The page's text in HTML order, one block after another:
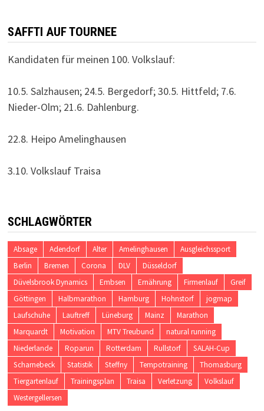
SAFFTI AUF TOURNEE
Kandidaten für meinen 100. Volkslauf:
10.5. Salzhausen; 24.5. Bergedorf; 30.5. Hittfeld; 7.6.
Nieder-Olm; 21.6. Dahlenburg.
22.8. Heipo Amelinghausen
3.10. Volkslauf Traisa
SCHLAGWÖRTER
Absage Adendorf Alter Amelinghausen
Ausgleichssport
Berlin
Bremen Corona DLV
Düsseldorf
Düvelsbrook Dynamics
Embsen Ernährung Firmenlauf
Greif
Göttingen
Halbmarathon Hamburg Hohnstorf
jogmap
Laufschuhe
Lauftreff Lüneburg Mainz
Marathon
Marquardt
Motivation MTV Treubund
natural running
Niederlande
Roparun Rotterdam Rullstorf
SALAH-Cup
Scharnebeck
Statistik Steffny Tempotraining
Thomasburg
Tiergartenlauf
Trainingsplan Traisa Verletzung
Volkslauf
Westergellersen